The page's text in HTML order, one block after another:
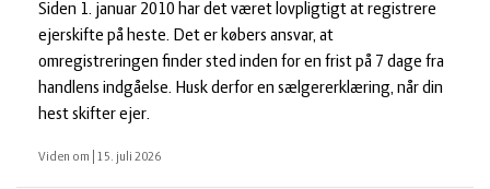
Siden 1. januar 2010 har det været lovpligtigt at registrere
ejerskifte på heste. Det er købers ansvar, at
omregistreringen finder sted inden for en frist på 7 dage fra
handlens indgåelse. Husk derfor en sælgererklæring, når din
hest skifter ejer.
Viden om 15. juli 2026